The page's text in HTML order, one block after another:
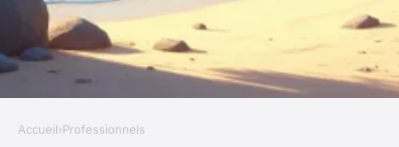
Accueil›Professionnels